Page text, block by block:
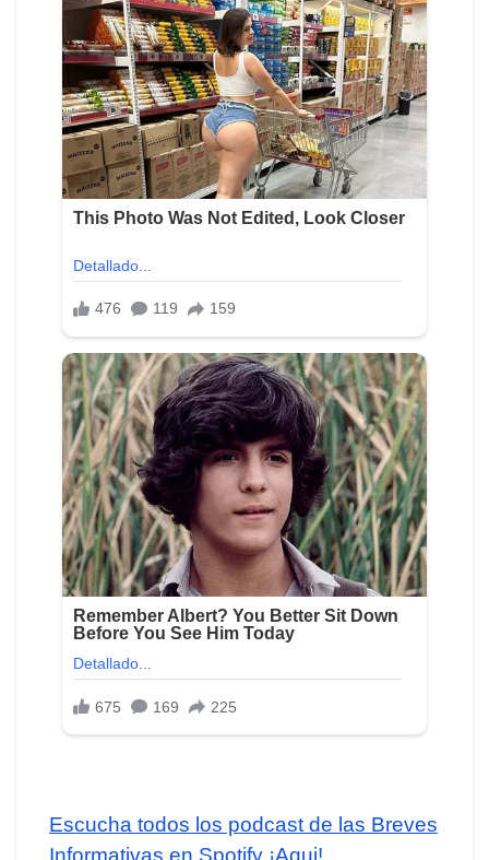
Escucha todos los podcast de las Breves
Informativas en Spotify ¡Aqui!